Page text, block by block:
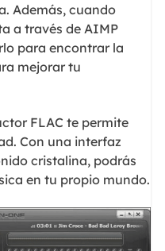
Además, cuando
a través de AIMP
para encontrar la
mejorar tu
FLAC te permite
Con una interfaz
cristalina, podrás
en tu propio mundo.